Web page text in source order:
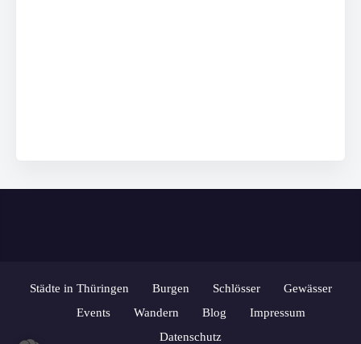
Städte in Thüringen Burgen Schlösser
Gewässer
Events
Wandern Blog
Impressum
Datenschutz